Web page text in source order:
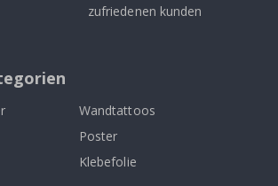
zufriedenen kunden
Wandtattoos
Poster
Klebefolie